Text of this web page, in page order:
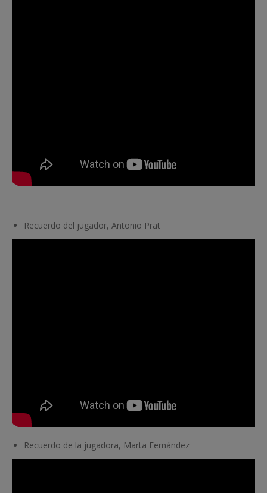
Recuerdo del jugador, Antonio Prat
Recuerdo de la jugadora, Marta Fernández